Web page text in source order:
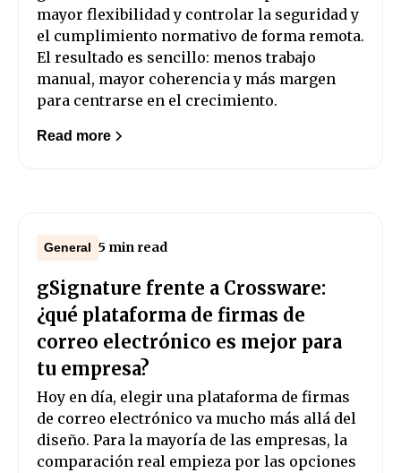
mayor flexibilidad y controlar la seguridad y
el cumplimiento normativo de forma remota.
El resultado es sencillo: menos trabajo
manual, mayor coherencia y más margen
para centrarse en el crecimiento.
Read more
General 5 min read
gSignature frente a Crossware:
¿qué plataforma de firmas de
correo electrónico es mejor para
tu empresa?
Hoy en día, elegir una plataforma de firmas
de correo electrónico va mucho más allá del
diseño. Para la mayoría de las empresas, la
comparación real empieza por las opciones